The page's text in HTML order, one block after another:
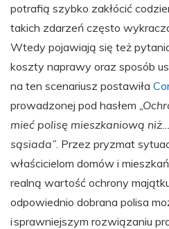
potrafią szybko zakłócić
takich zdarzeń często
Wtedy pojawiają się też
koszty naprawy oraz sposób
na ten scenariusz postawiła
prowadzonej pod hasłem
mieć polisę mieszkaniową
sąsiada” . Przez pryzmat
właścicielom domów i
realną wartość ochrony
odpowiednio dobrana polisa
i sprawniejszym rozwiązaniu